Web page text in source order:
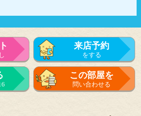
来店予約
をする
この部屋を
問い合わせる